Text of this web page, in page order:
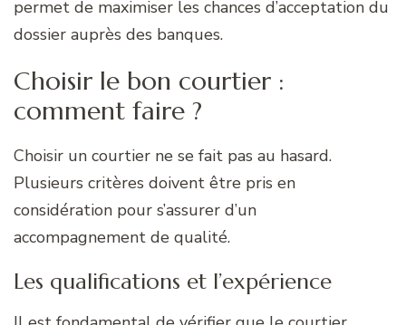
permet de maximiser les chances d’acceptation du
dossier auprès des banques.
Choisir le bon courtier :
comment faire ?
Choisir un courtier ne se fait pas au hasard.
Plusieurs critères doivent être pris en
considération pour s’assurer d’un
accompagnement de qualité.
Les qualifications et l’expérience